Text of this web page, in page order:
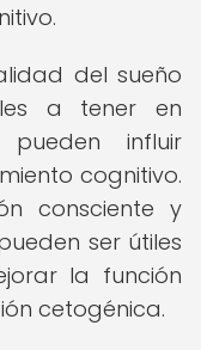
del sueño
a tener en
influir
cognitivo.
consciente y
ser útiles
la función
cetogénica.